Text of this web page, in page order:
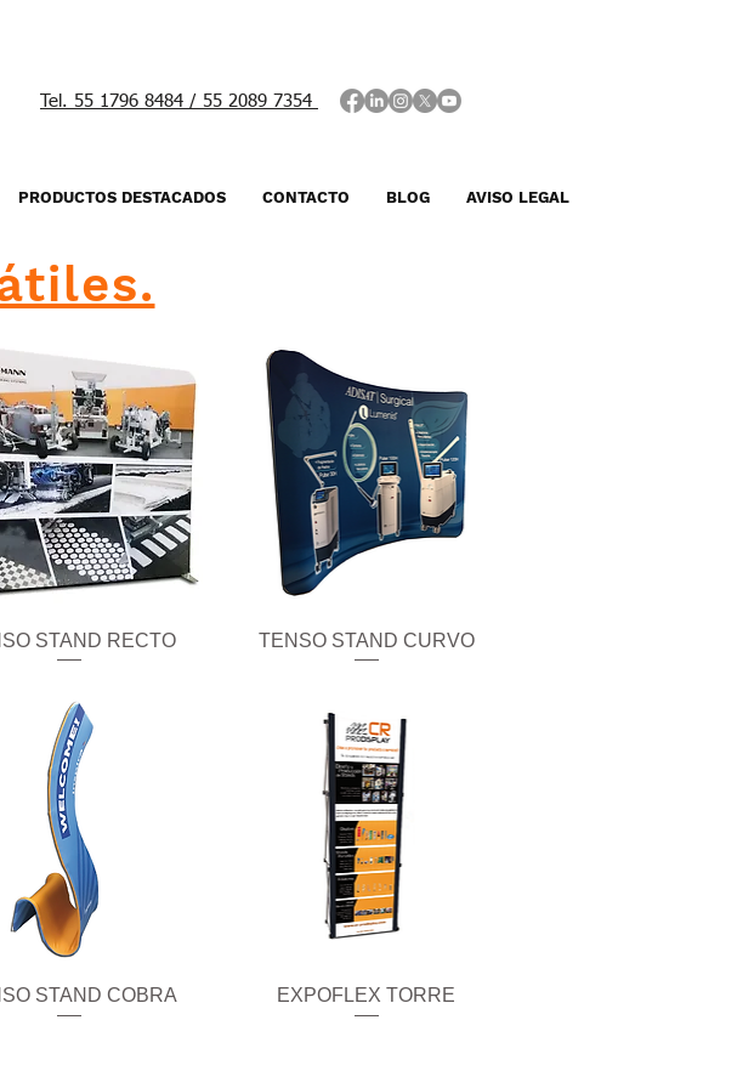
Tel. 55 1796 8484 / 55 2089 7354
PRODUCTOS DESTACADOS CONTACTO BLOG AVISO LEGAL
Vista rápida
STAND RECTO Vista rápida
TENSO STAND CURVO
Vista rápida
STAND COBRA Vista rápida
EXPOFLEX TORRE